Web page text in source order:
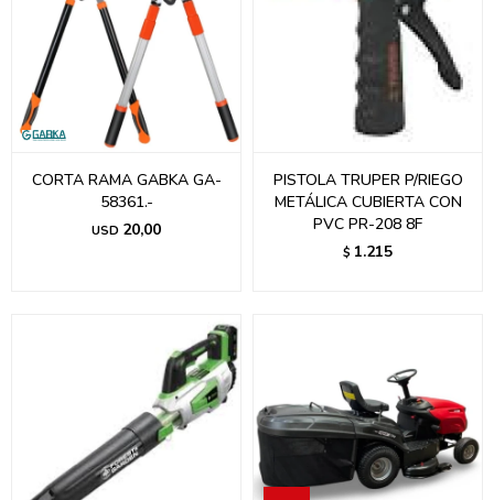
CORTA RAMA GABKA GA-
58361.-
USD 20,00
PISTOLA TRUPER P/RIEGO
METÁLICA CUBIERTA CON
PVC PR-208 8F
$ 1.215